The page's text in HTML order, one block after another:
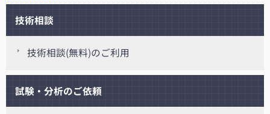
技術相談
技術相談(無料)のご利用
試験・分析のご依頼